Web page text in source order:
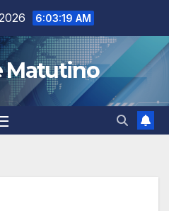
6:03:20 AM
Matutino